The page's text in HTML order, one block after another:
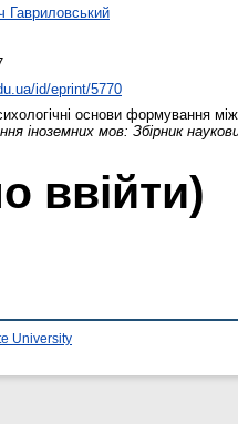
Гавриловський
id/eprint/5770
основи формування
іноземних мов: Збірник
ввійти)
University